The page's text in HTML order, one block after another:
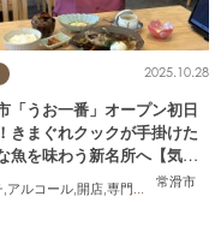
常滑市
2025.10.28
「うお一番」オープン初日
きまぐれクックが手掛けた
魚を味わう新名所へ【気に
アルコール 開店 専門店 気になる